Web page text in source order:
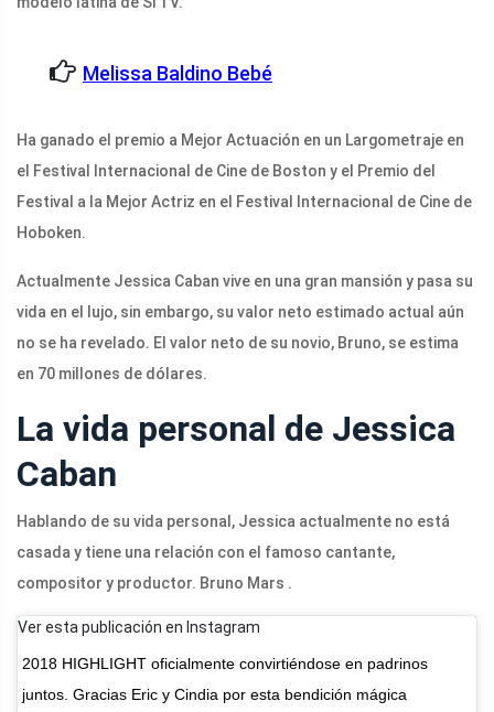
Melissa Baldino Bebé
Ha ganado el premio a Mejor Actuación en un Largometraje en
el Festival Internacional de Cine de Boston y el Premio del
Festival a la Mejor Actriz en el Festival Internacional de Cine de
Hoboken.
Actualmente Jessica Caban vive en una gran mansión y pasa su
vida en el lujo, sin embargo, su valor neto estimado actual aún
no se ha revelado. El valor neto de su novio, Bruno, se estima
en 70 millones de dólares.
La vida personal de Jessica
Caban
Hablando de su vida personal, Jessica actualmente no está
casada y tiene una relación con el famoso cantante,
compositor y productor. Bruno Mars .
Ver esta publicación en Instagram
2018 HIGHLIGHT oficialmente convirtiéndose en padrinos
juntos. Gracias Eric y Cindia por esta bendición mágica